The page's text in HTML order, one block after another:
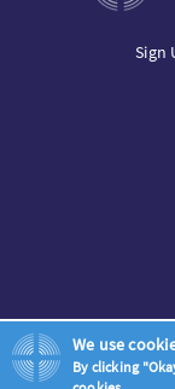
Sign
We use
By clicking